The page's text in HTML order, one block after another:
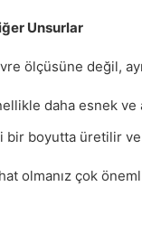
Unsurlar
ölçüsüne değil,
daha esnek ve
bir boyutta üretilir
olmanız çok